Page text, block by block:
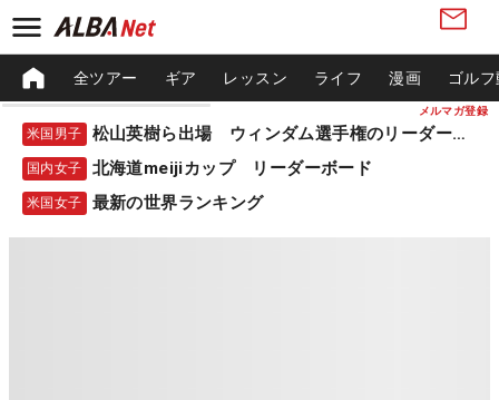
メルマガ登録
全ツアー ギア レッスン ライフ 漫画 ゴル
米国男子 松山英樹ら出場 ウィンダム選手権のリーダーボード
国内女子 北海道meijiカップ リーダーボード
米国女子 最新の世界ランキング